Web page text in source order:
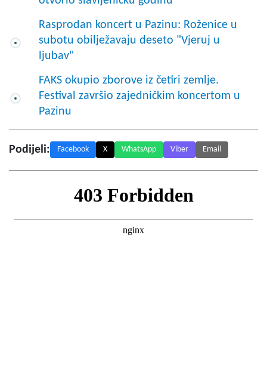
Rasprodan koncert u Pazinu: Roženice u
subotu obilježavaju deseto "Vjeruj u
ljubav"
FAKS okupio zborove iz četiri zemlje.
Festival završio zajedničkim koncertom u
Pazinu
Podijeli: Facebook X WhatsApp Viber Email